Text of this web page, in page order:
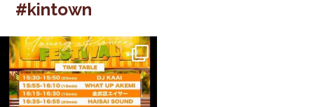
#kintown